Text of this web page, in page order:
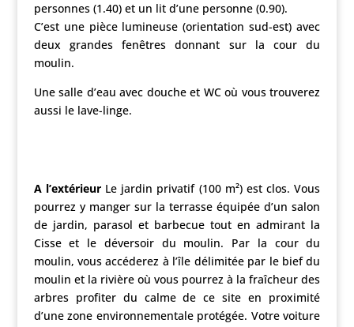
personnes (1.40) et un lit d’une personne (0.90).
C’est une pièce lumineuse (orientation sud-est) avec
deux grandes fenêtres donnant sur la cour du
moulin.
Une salle d’eau avec douche et WC où vous trouverez
aussi le lave-linge.
A l’extérieurLe jardin privatif (100 m²) est clos. Vous
pourrez y manger sur la terrasse équipée d’un salon
de jardin, parasol et barbecue tout en admirant la
Cisse et le déversoir du moulin. Par la cour du
moulin, vous accéderez à l’île délimitée par le bief du
moulin et la rivière où vous pourrez à la fraîcheur des
arbres profiter du calme de ce site en proximité
d’une zone environnementale protégée. Votre voiture